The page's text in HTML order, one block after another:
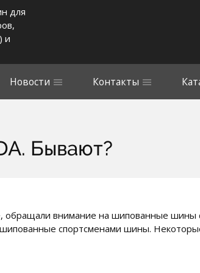
для
и
Новости Контакты
Бывают?
обращали внимание на шипованные шины
спортсменами шины.